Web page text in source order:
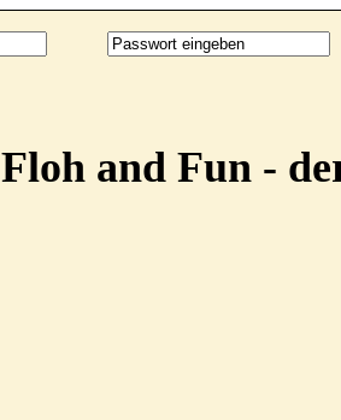
Floh and Fun -